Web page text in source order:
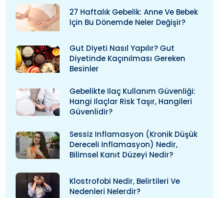
27 Haftalık Gebelik: Anne Ve Bebek
Için Bu Dönemde Neler Değişir?
Gut Diyeti Nasıl Yapılır? Gut
Diyetinde Kaçınılması Gereken
Besinler
Gebelikte Ilaç Kullanım Güvenliği:
Hangi Ilaçlar Risk Taşır, Hangileri
Güvenlidir?
Sessiz Inflamasyon (kronik Düşük
Dereceli Inflamasyon) Nedir,
Bilimsel Kanıt Düzeyi Nedir?
Klostrofobi Nedir, Belirtileri Ve
Nedenleri Nelerdir?